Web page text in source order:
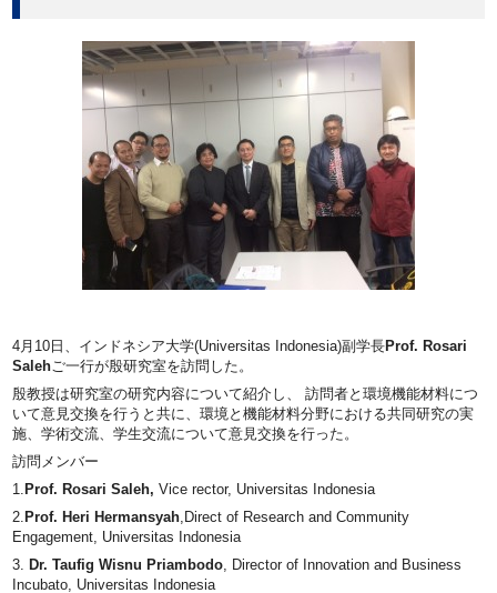
4月10日、インドネシア大学(Universitas Indonesia)副学長Prof. Rosari
Salehご一行が殷研究室を訪問した。
殷教授は研究室の研究内容について紹介し、 訪問者と環境機能材料につ
いて意見交換を行うと共に、環境と機能材料分野における共同研究の実
施、学術交流、学生交流について意見交換を行った。
訪問メンバー
1. Prof. Rosari Saleh,Vice rector, Universitas Indonesia
2. Prof. Heri Hermansyah,Direct of Research and Community
Engagement, Universitas Indonesia
3. Dr. Taufig Wisnu Priambodo, Director of Innovation and Business
Incubato, Universitas Indonesia